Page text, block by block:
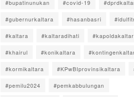
#bupatinunukan #covid-19
#gubernurkaltara #hasanbasri
#kaltara #kaltaradihati
#khairul #konikaltara
#kormikaltara #KPwBIprovinsikaltara
#pemilu2024 #pemkabbulungan